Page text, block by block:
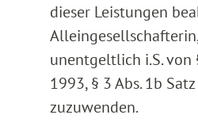
dieser Leistungen
unentgeltlich i.S. von
1993, § 3 Abs. 1b
zuzuwenden.